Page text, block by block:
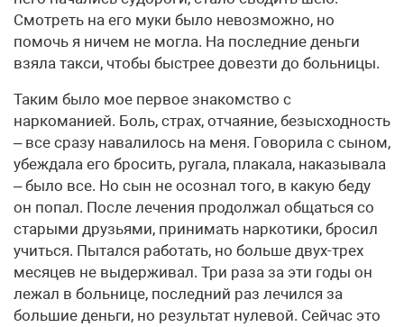
Смотреть на его муки было невозможно, но
помочь я ничем не могла. На последние деньги
взяла такси, чтобы быстрее довезти до больницы.
Таким было мое первое знакомство с
наркоманией. Боль, страх, отчаяние, безысходность
– все сразу навалилось на меня. Говорила с сыном,
убеждала его бросить, ругала, плакала, наказывала
– было все. Но сын не осознал того, в какую беду
он попал. После лечения продолжал общаться со
старыми друзьями, принимать наркотики, бросил
учиться. Пытался работать, но больше двух-трех
месяцев не выдерживал. Три раза за эти годы он
лежал в больнице, последний раз лечился за
большие деньги, но результат нулевой. Сейчас это